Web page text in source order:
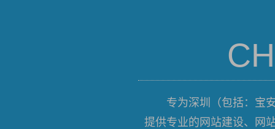
专为深圳 （包括： 宝
提供专业的 网站建设、 网